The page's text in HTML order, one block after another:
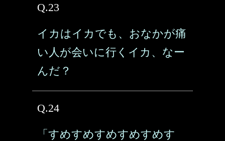
Q.23
イカはイカでも、おなかが痛
い人が会いに行くイカ、なー
んだ？
Q.24
「すめすめすめすめすめす